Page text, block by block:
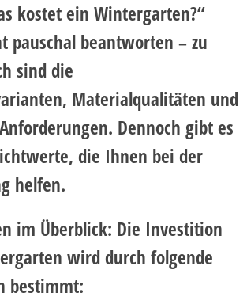
kostet ein Wintergarten?“
pauschal beantworten – zu
sind die
Materialqualitäten und
Dennoch gibt es
die Ihnen bei der
helfen.
im Überblick: Die Investition
wird durch folgende
bestimmt: